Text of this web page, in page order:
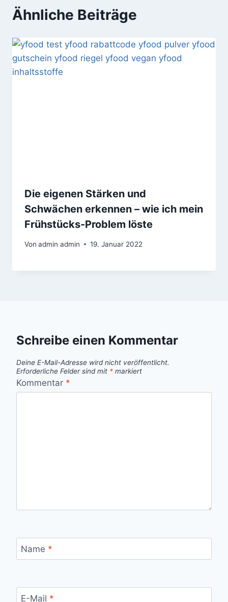
Ähnliche Beiträge
Die eigenen Stärken und
Schwächen erkennen – wie ich mein
Frühstücks-Problem löste
Von admin admin 19. Januar 2022
Schreibe einen Kommentar
Deine E-Mail-Adresse wird nicht veröffentlicht.
Erforderliche Felder sind mit * markiert
Kommentar *
Name *
E-Mail *